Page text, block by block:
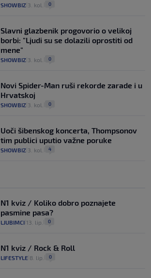
SHOWBIZ 3. kol. 0
Slavni glazbenik progovorio o velikoj
borbi: "Ljudi su se dolazili oprostiti od
mene"
SHOWBIZ 3. kol. 0
Novi Spider-Man ruši rekorde zarade i u
Hrvatskoj
SHOWBIZ 3. kol. 0
Uoči šibenskog koncerta, Thompsonov
tim publici uputio važne poruke
SHOWBIZ 3. kol. 4
N1 kviz / Koliko dobro poznajete
pasmine pasa?
LJUBIMCI 13. lip. 0
N1 kviz / Rock & Roll
LIFESTYLE 8. lip. 0